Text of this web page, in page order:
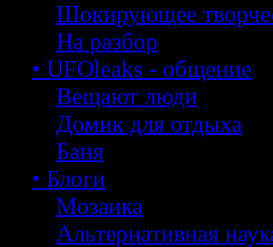
Шокирующее
На разбор
• UFOleaks - общение
Вещают люди
Домик для отдыха
Баня
• Блоги
Мозаика
Альтернативная